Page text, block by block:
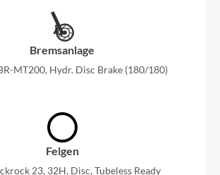
Bremsanlage
MT200, Hydr. Disc Brake (180/180)
Felgen
23, 32H, Disc, Tubeless Ready